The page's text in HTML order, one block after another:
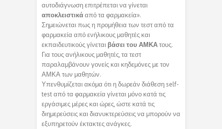
αυτοδιάγνωση επιτρέπεται να γίνεται
αποκλειστικάαπό τα φαρμακεία».
Σημειώνεται πως η προμήθεια των τεστ από τα
φαρμακεία από ενήλικους μαθητές και
εκπαιδευτικούς γίνεται βάσει του ΑΜΚΑτους.
Για τους ανήλικους μαθητές, τα τεστ
παραλαμβάνουν γονείς και κηδεμόνες με τον
ΑΜΚΑ των μαθητών.
Υπενθυμίζεται ακόμα ότι η δωρεάν διάθεση self-
test από τα φαρμακεία γίνεται μόνο κατά τις
εργάσιμες μέρες και ώρες, ώστε κατά τις
διημερεύσεις και διανυκτερεύσεις να μπορούν να
εξυπηρετούν έκτακτες ανάγκες.